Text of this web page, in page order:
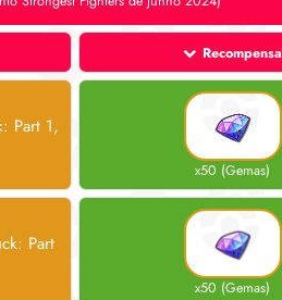
Recompensa
Part 1,
x50 (Gemas)
Part
x50 (Gemas)